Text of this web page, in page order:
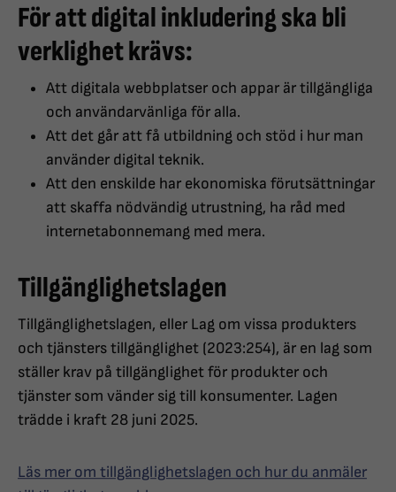
För att digital inkludering ska bli
verklighet krävs:
Att digitala webbplatser och appar är tillgängliga
och användarvänliga för alla.
Att det går att få utbildning och stöd i hur man
använder digital teknik.
Att den enskilde har ekonomiska förutsättningar
att skaffa nödvändig utrustning, ha råd med
internetabonnemang med mera.
Tillgänglighetslagen
Tillgänglighetslagen, eller Lag om vissa produkters
och tjänsters tillgänglighet (2023:254), är en lag som
ställer krav på tillgänglighet för produkter och
tjänster som vänder sig till konsumenter. Lagen
trädde i kraft 28 juni 2025.
Läs mer om tillgänglighetslagen och hur du anmäler